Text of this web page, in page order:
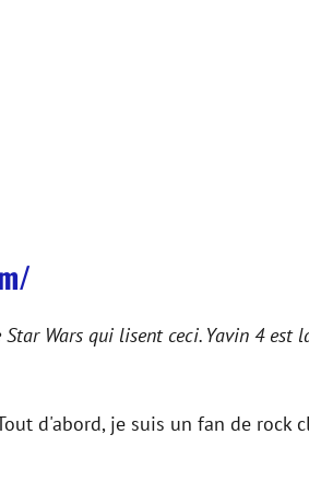
Wars qui lisent ceci. Yavin 4
d'abord, je suis un fan de rock